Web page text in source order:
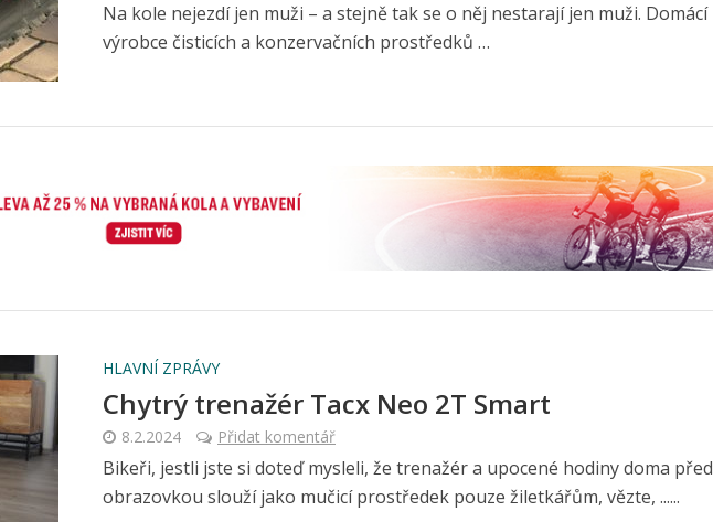
Na kole nejezdí jen muži – a stejně tak se o něj nestarají jen muži. Domácí
výrobce čisticích a konzervačních prostředků …
HLAVNÍ ZPRÁVY
Chytrý trenažér Tacx Neo 2T Smart
8.2.2024 Přidat komentář
Bikeři, jestli jste si doteď mysleli, že trenažér a upocené hodiny doma před
obrazovkou slouží jako mučicí prostředek pouze žiletkářům, vězte, ......